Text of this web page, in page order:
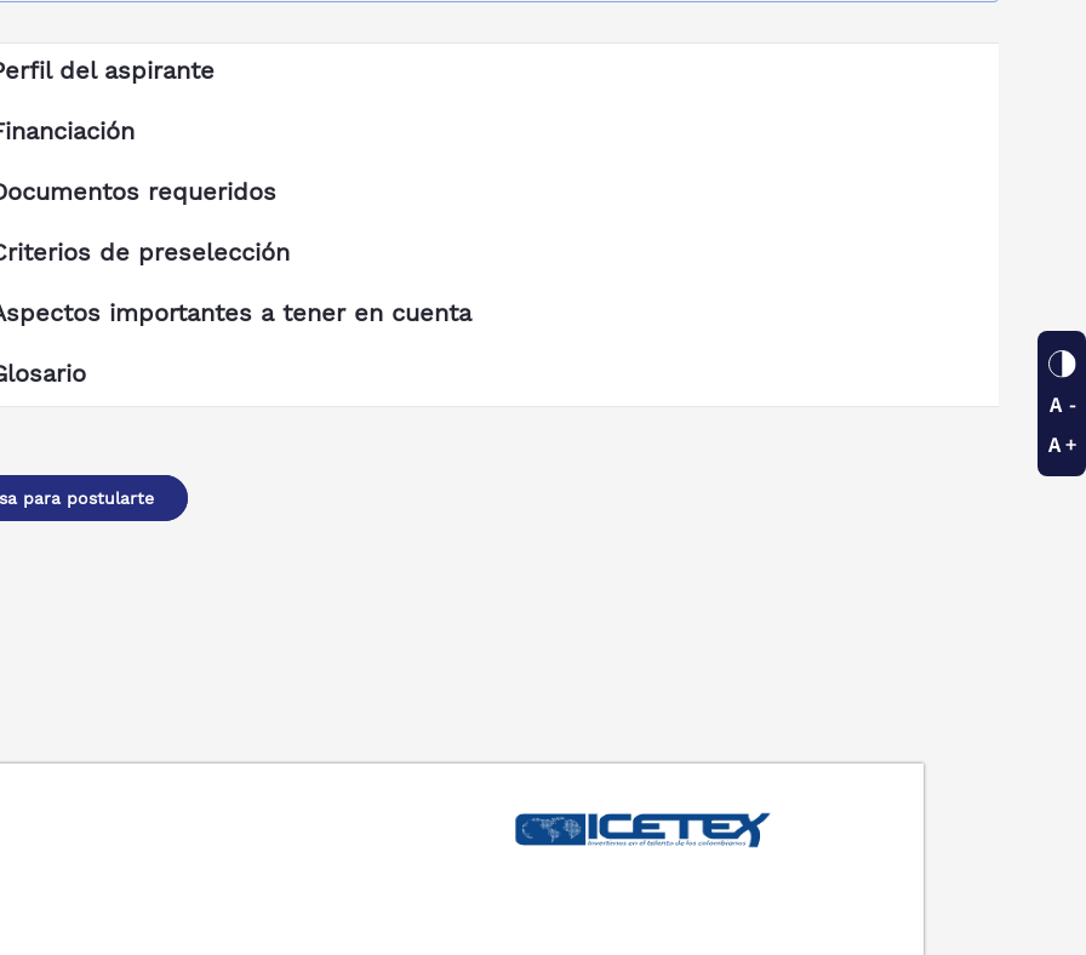
del aspirante
requeridos
de preselección
importantes a tener en cuenta
para postularte